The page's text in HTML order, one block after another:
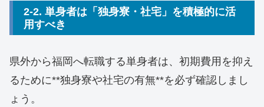
2-2. 単身者は「独身寮・社宅」を積極的に活
用すべき
県外から福岡へ転職する単身者は、初期費用を抑え
るために**独身寮や社宅の有無**を必ず確認しまし
ょう。